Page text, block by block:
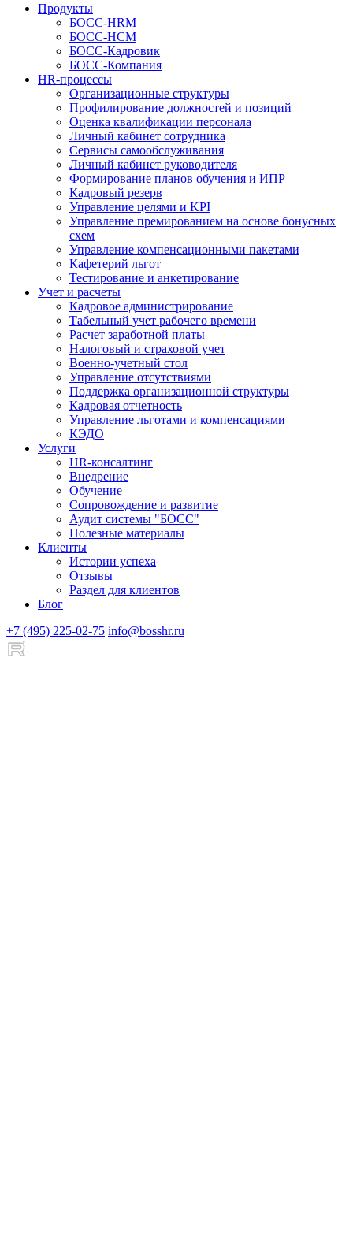
Продукты
БОСС-HRM
БОСС-HCM
БОСС-Кадровик
БОСС-Компания
HR-процессы
Организационные структуры
Профилирование должностей и позиций
Оценка квалификации персонала
Личный кабинет сотрудника
Сервисы самообслуживания
Личный кабинет руководителя
Формирование планов обучения и ИПР
Кадровый резерв
Управление целями и KPI
Управление премированием на основе бонусных
схем
Управление компенсационными пакетами
Кафетерий льгот
Тестирование и анкетирование
Учет и расчеты
Кадровое администрирование
Табельный учет рабочего времени
Расчет заработной платы
Налоговый и страховой учет
Военно-учетный стол
Управление отсутствиями
Поддержка организационной структуры
Кадровая отчетность
Управление льготами и компенсациями
КЭДО
Услуги
HR-консалтинг
Внедрение
Обучение
Сопровождение и развитие
Аудит системы "БОСС"
Полезные материалы
Клиенты
Истории успеха
Отзывы
Раздел для клиентов
Блог
+7 (495) 225-02-75 info@bosshr.ru